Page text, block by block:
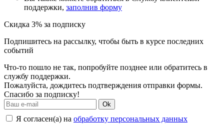
поддержки, заполнив форму
Скидка 3% за подписку
Подпишитесь на рассылку, чтобы быть в курсе последних
событий
Что-то пошло не так, попробуйте позднее или обратитесь в
службу поддержки.
Пожалуйста, дождитесь подтверждения отправки формы.
Спасибо за подписку!
Ok
Я согласен(а) на обработку персональных данных